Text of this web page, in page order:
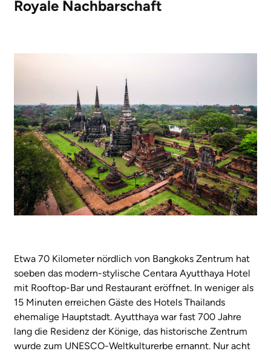
Royale Nachbarschaft
Etwa 70 Kilometer nördlich von Bangkoks Zentrum hat
soeben das modern-stylische Centara Ayutthaya Hotel
mit Rooftop-Bar und Restaurant eröffnet. In weniger als
15 Minuten erreichen Gäste des Hotels Thailands
ehemalige Hauptstadt. Ayutthaya war fast 700 Jahre
lang die Residenz der Könige, das historische Zentrum
wurde zum UNESCO-Weltkulturerbe ernannt. Nur acht